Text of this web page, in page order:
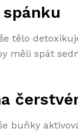
spánku
tělo
měli spát
buňky